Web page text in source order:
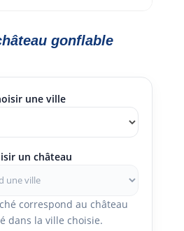
gonflable
une ville
un château
correspond au château
dans la ville choisie.